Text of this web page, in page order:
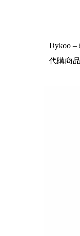
Dykoo –
代購商